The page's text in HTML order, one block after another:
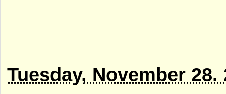
Tuesday, November 28.